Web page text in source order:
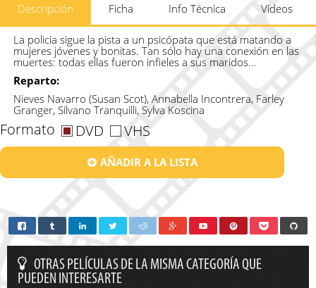
Descripción Ficha Info Técnica Vídeos
La policia sigue la pista a un psicópata que está matando a
mujeres jóvenes y bonitas. Tan sólo hay una conexión en las
muertes: todas ellas fueron infieles a sus maridos...
Reparto:
Nieves Navarro (Susan Scot), Annabella Incontrera, Farley
Granger, Silvano Tranquilli, Sylva Koscina
Formato DVD VHS
AÑADIR A LA LISTA
OTRAS PELÍCULAS DE LA MISMA CATEGORÍA QUE
PUEDEN INTERESARTE